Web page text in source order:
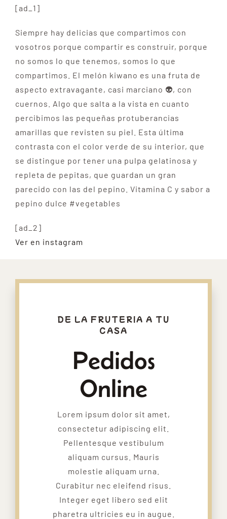
[ad_1]
Siempre hay delicias que compartimos con
vosotros porque compartir es construir, porque
no somos lo que tenemos, somos lo que
compartimos. El melón kiwano es una fruta de
aspecto extravagante, casi marciano 👽, con
cuernos. Algo que salta a la vista en cuanto
percibimos las pequeñas protuberancias
amarillas que revisten su piel. Esta última
contrasta con el color verde de su interior, que
se distingue por tener una pulpa gelatinosa y
repleta de pepitas, que guardan un gran
parecido con las del pepino. Vitamina C y sabor a
pepino dulce #vegetables
[ad_2]
Ver en instagram
DE LA FRUTERIA A TU
CASA
Pedidos
Online
Lorem ipsum dolor sit amet,
consectetur adipiscing elit.
Pellentesque vestibulum
aliquam cursus. Mauris
molestie aliquam urna.
Curabitur nec eleifend risus.
Integer eget libero sed elit
pharetra ultricies eu in augue.